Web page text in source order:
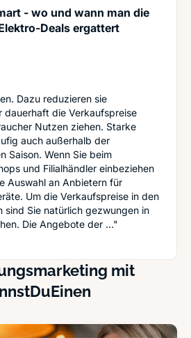
- wo und wann man die
Deals ergattert
Dazu reduzieren sie
dauerhaft die Verkaufspreise
Nutzen ziehen. Starke
auch außerhalb der
Saison. Wenn Sie beim
und Filialhändler einbeziehen
Auswahl an Anbietern für
Um die Verkaufspreise in den
sind Sie natürlich gezwungen in
Die Angebote der ..."
- wo und wann man die besten
mit